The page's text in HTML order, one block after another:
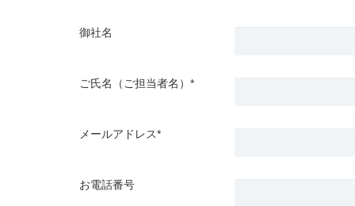
御社名
ご氏名（ご担当者名）*
メールアドレス*
お電話番号